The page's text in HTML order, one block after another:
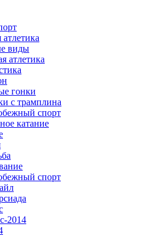
атлетика
виды
атлетика
гонки
с трамплина
спорт
катание
спорт
2014